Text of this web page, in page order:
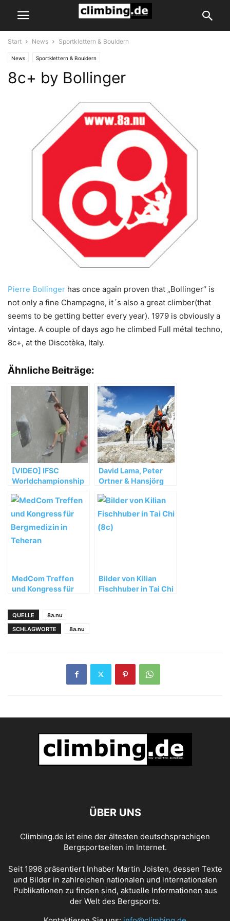
Start News Sportklettern & Bouldern
News Sportklettern & Bouldern
8c+ by Bollinger
Pierre Bollinger has once again proven that „Bollinger“ is
not only a fine Champagne, it´s also a great climber(that
seems to be getting better every year). 1979 is obviously a
vintage. A couple of days ago he climbed Full métal techno,
8c+, at the Discotèka, Italy.
Ähnliche Beiträge:
[VIDEO] IFSC
Worldchampionship
2014 Saturday Semi
Recap
David Lama, Peter
Ortner & Hansjörg
Masherbrum
Expedition vorzeitig
MedCom Treffen
und Kongress für
Teheran
Bilder von Kilian
Fischhuber in Tai Chi
QUELLE
8a.nu
SCHLAGWORTE
8a.nu
ÜBER UNS
Climbing.de ist eine der ältesten deutschsprachigen
Bergsportseiten im Internet.
Seit 1998 präsentiert Inhaber Martin Joisten, dessen Texte
und Bilder in zahlreichen nationalen und internationalen
Publikationen zu finden sind, aktuelle Informationen aus
der Welt des Bergsports.